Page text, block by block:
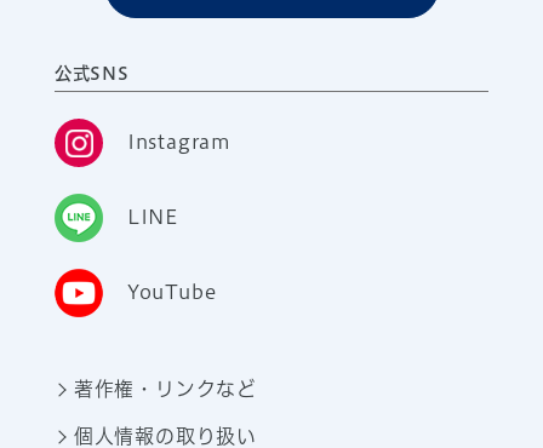
公式SNS
Instagram
LINE
YouTube
著作権・リンクなど
個人情報の取り扱い